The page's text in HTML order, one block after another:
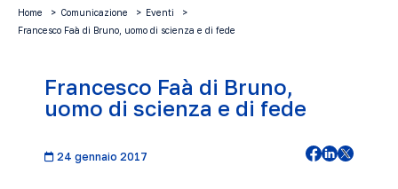
Home Comunicazione
Eventi
Francesco Faà di Bruno, uomo di scienza e di fede
Francesco Faà di Bruno,
uomo di scienza e di fede
24 gennaio 2017